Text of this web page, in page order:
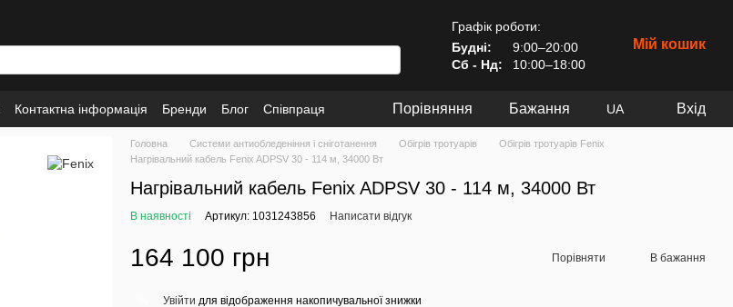
Графік роботи:
Будні:
9:00–20:00
Сб - Нд:
10:00–18:00
Мій кошик
Контактна інформація Бренди Блог
Співпраця
Порівняння Бажання UA Вхід
Головна Системи антиобледеніння і сніготанення Обігрів тротуарів
Обігрів тротуарів Fenix
Нагрівальний кабель Fenix ADPSV 30 - 114 м, 34000 Вт
Нагрівальний кабель Fenix ADPSV 30 - 114 м, 34000 Вт
В наявності Артикул: 1031243856 Написати відгук
164 100 грн Порівняти В бажання
Увійти для відображення накопичувальної знижки